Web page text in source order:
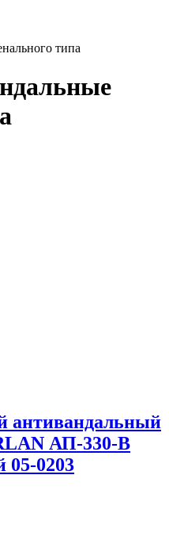
типа
АП-330-В
05-0203